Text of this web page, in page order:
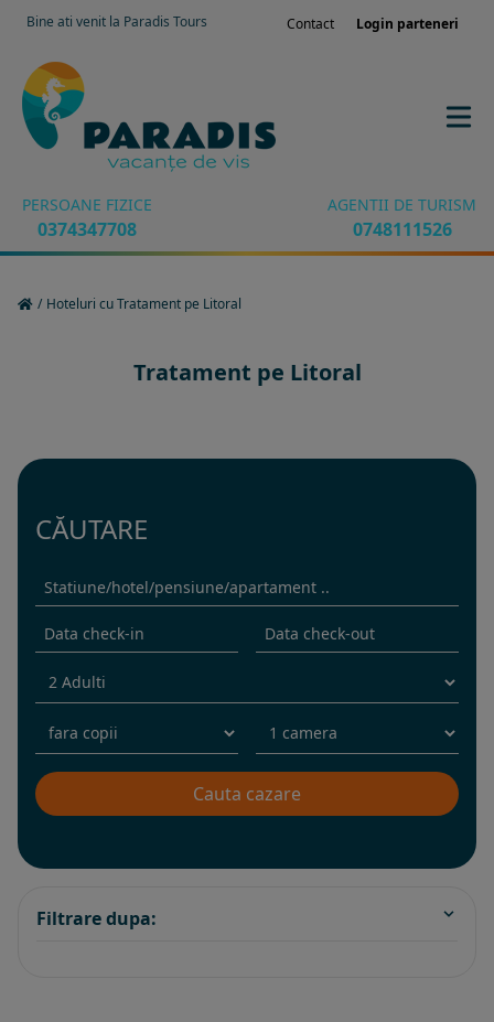
Bine ati venit la Paradis Tours Contact Login parteneri
PERSOANE FIZICE
0374347708
AGENTII DE TURISM
0748111526
/ Hoteluri cu Tratament pe Litoral
Tratament pe Litoral
CĂUTARE
Filtrare dupa: